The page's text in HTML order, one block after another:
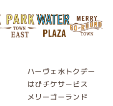
ハーヴェ水トクデー
はぴチケサービス
メリーゴーランド